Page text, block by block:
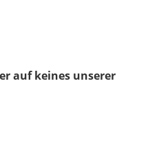
auf keines unserer